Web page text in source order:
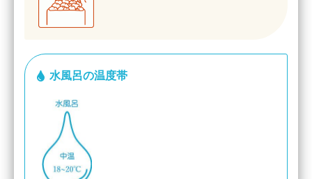
水風呂の温度帯